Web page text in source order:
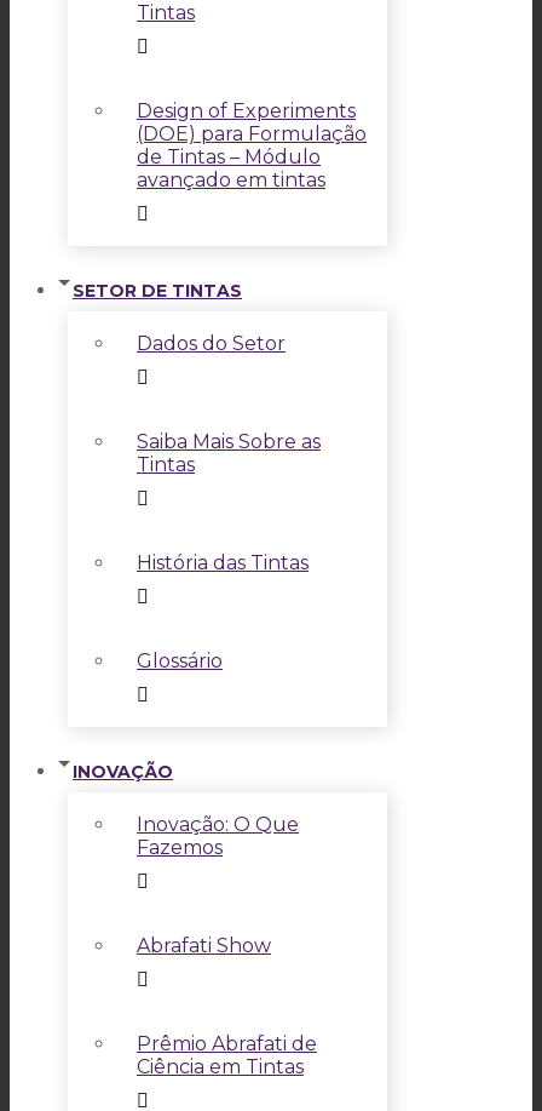
Tintas
Design of Experiments
(DOE) para Formulação
de Tintas – Módulo
avançado em tintas
SETOR DE TINTAS
Dados do Setor
Saiba Mais Sobre as
Tintas
História das Tintas
Glossário
INOVAÇÃO
Inovação: O Que
Fazemos
Abrafati Show
Prêmio Abrafati de
Ciência em Tintas